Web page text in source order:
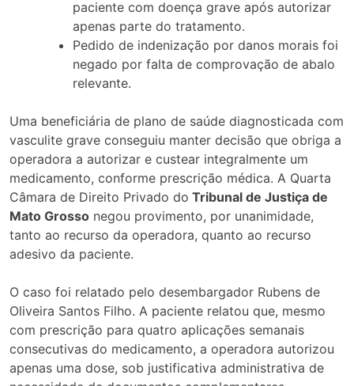
paciente com doença grave após autorizar
apenas parte do tratamento.
Pedido de indenização por danos morais foi
negado por falta de comprovação de abalo
relevante.
Uma beneficiária de plano de saúde diagnosticada com
vasculite grave conseguiu manter decisão que obriga a
operadora a autorizar e custear integralmente um
medicamento, conforme prescrição médica. A Quarta
Câmara de Direito Privado do Tribunal de Justiça de
Mato Grosso negou provimento, por unanimidade,
tanto ao recurso da operadora, quanto ao recurso
adesivo da paciente.
O caso foi relatado pelo desembargador Rubens de
Oliveira Santos Filho. A paciente relatou que, mesmo
com prescrição para quatro aplicações semanais
consecutivas do medicamento, a operadora autorizou
apenas uma dose, sob justificativa administrativa de